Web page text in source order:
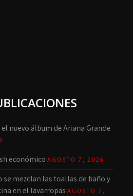
el nuevo álbum de Ariana Grande
económico AGOSTO 7, 2026
se mezclan las toallas de baño y
en el lavarropas AGOSTO 7,